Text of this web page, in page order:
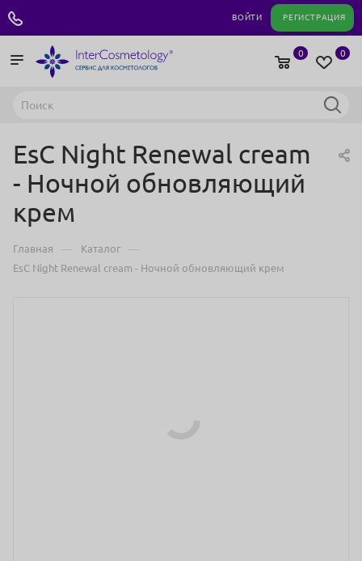
ВОЙТИ РЕГИСТРАЦИЯ
0
0
EsC Night Renewal cream
- Ночной обновляющий
крем
Главная — Каталог —
EsC Night Renewal cream - Ночной обновляющий крем